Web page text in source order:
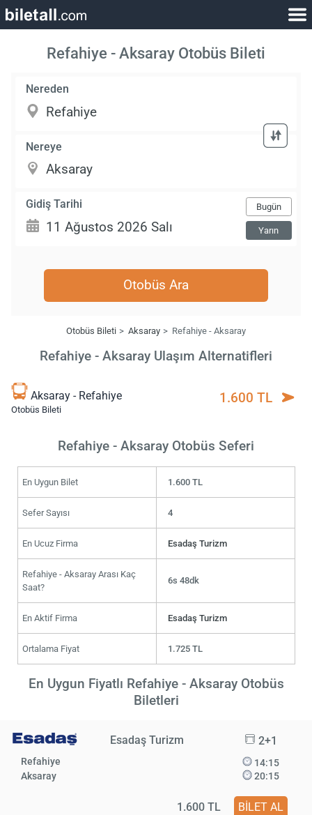
Refahiye - Aksaray Otobüs Bileti
Nereden
Nereye
Gidiş Tarihi Bugün
Yarın
Otobüs Ara
Otobüs Bileti Aksaray Refahiye - Aksaray
Refahiye - Aksaray Ulaşım Alternatifleri
Aksaray - Refahiye
Otobüs Bileti
1.600 TL
Refahiye - Aksaray Otobüs Seferi
En Uygun Bilet 1.600 TL
Sefer Sayısı 4
En Ucuz Firma Esadaş Turizm
Refahiye - Aksaray Arası Kaç
Saat?
6s 48dk
En Aktif Firma Esadaş Turizm
Ortalama Fiyat 1.725 TL
En Uygun Fiyatlı Refahiye - Aksaray Otobüs
Biletleri
Esadaş Turizm 2+1
Refahiye
Aksaray
14:15
20:15
1.600 TL BİLET AL